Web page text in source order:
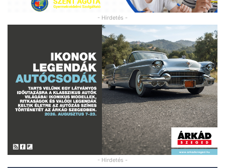
- Hirdetés -
- Hirdetés -